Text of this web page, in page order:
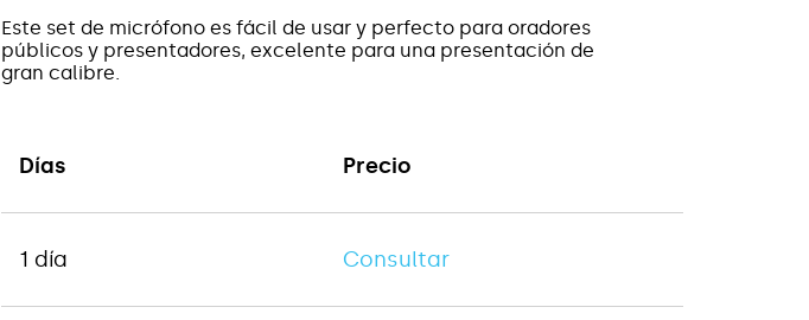
Este set de micrófono es fácil de usar y perfecto para oradores
públicos y presentadores, excelente para una presentación de
gran calibre.
Días Precio
1 día Consultar